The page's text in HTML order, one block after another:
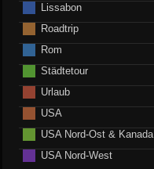
Lissabon
Roadtrip
Rom
Städtetour
Urlaub
USA
USA Nord-Ost & Kanada
USA Nord-West